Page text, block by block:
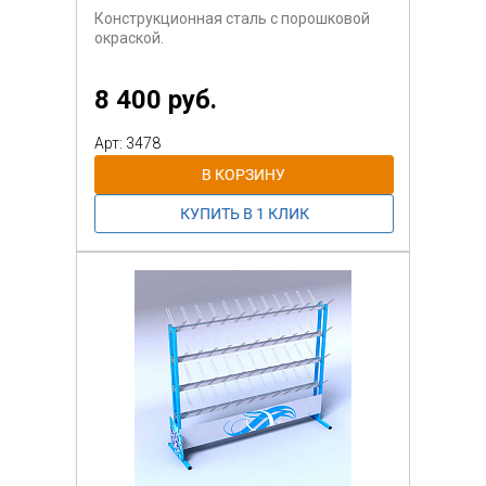
рукояти
машинки.
Конструкционная сталь с порошковой
окраской.
Возможно изготовление на большее
количество
инвентаря.
8 400 руб.
Арт: 3478